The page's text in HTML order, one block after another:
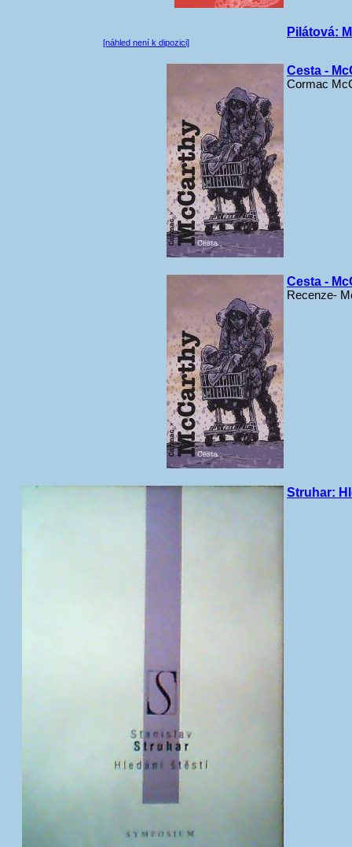
[náhled není k dipozici]
Pilátová:
Cesta -
Cormac
Cesta -
Recenze-
Struhar: